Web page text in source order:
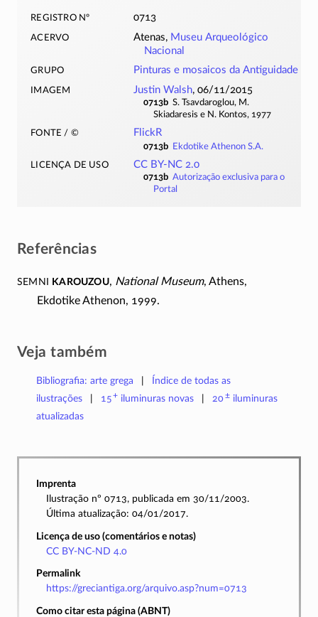
registro nº 0713
acervo Atenas, Museu Arqueológico
Nacional
grupo Pinturas e mosaicos da Antiguidade
imagem Justin Walsh, 06/11/2015
0713bS. Tsavdaroglou, M.
Skiadaresis e N. Kontos, 1977
fonte / © FlickR
0713b Ekdotike Athenon S.A.
licença de uso CC BY-NC 2.0
0713b Autorização exclusiva para o
Portal
Referências
Semni Karouzou, National Museum, Athens,
Ekdotike Athenon, 1999.
Veja também
Bibliografia: arte grega
Índice de todas as
ilustrações
15+ iluminuras novas 20±iluminuras
atualizadas
Imprenta
Ilustração nº 0713, publicada em 30/11/2003.
Última atualização: 04/01/2017.
Licença de uso (comentários e notas)
CC BY-NC-ND 4.0
Permalink
https://greciantiga.org/arquivo.asp?num=0713
Como citar esta página (ABNT)